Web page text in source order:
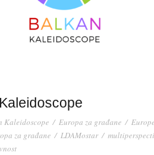
Kaleidoscope / Europa za građane /
za građane / LDAMostar /